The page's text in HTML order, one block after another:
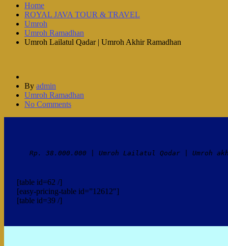
Home
ROYAL JAVA TOUR & TRAVEL
Umroh
Umroh Ramadhan
Umroh Lailatul Qadar | Umroh Akhir Ramadhan
By admin
Umroh Ramadhan
No Comments
Rp. 38.000.000 | Umroh Lailatul Qodar | Umroh akhir
[table id=62 /]
[easy-pricing-table id=”12612″]
[table id=39 /]